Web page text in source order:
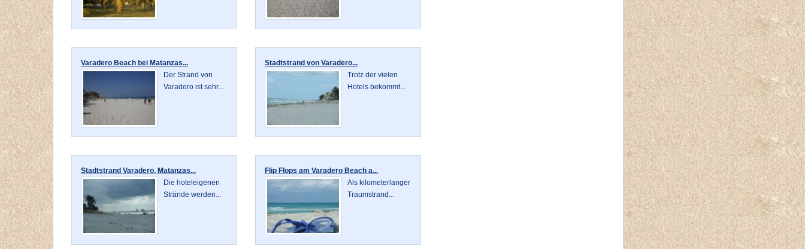
Varadero Beach bei Matanzas...
Der Strand von
Varadero ist sehr...
Stadtstrand von Varadero...
Trotz der vielen
Hotels bekommt...
Stadtstrand Varadero, Matanzas...
Die hoteleigenen
Strände werden...
Flip Flops am Varadero Beach a...
Als kilometerlanger
Traumstrand...